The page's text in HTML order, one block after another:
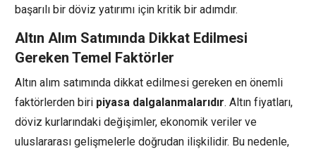
başarılı bir döviz yatırımı için kritik bir adımdır.
Altın Alım Satımında Dikkat Edilmesi
Gereken Temel Faktörler
Altın alım satımında dikkat edilmesi gereken en önemli
faktörlerden biri piyasa dalgalanmalarıdır. Altın fiyatları,
döviz kurlarındaki değişimler, ekonomik veriler ve
uluslararası gelişmelerle doğrudan ilişkilidir. Bu nedenle,